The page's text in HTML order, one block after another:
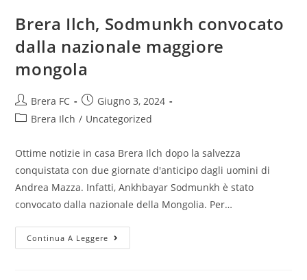
Brera Ilch, Sodmunkh convocato
dalla nazionale maggiore
mongola
Brera FC
Giugno 3, 2024
Brera Ilch / Uncategorized
Ottime notizie in casa Brera Ilch dopo la salvezza
conquistata con due giornate d'anticipo dagli uomini di
Andrea Mazza. Infatti, Ankhbayar Sodmunkh è stato
convocato dalla nazionale della Mongolia. Per…
Continua A Leggere